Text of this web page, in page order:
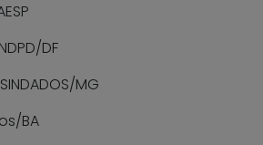
DF
MG
BA